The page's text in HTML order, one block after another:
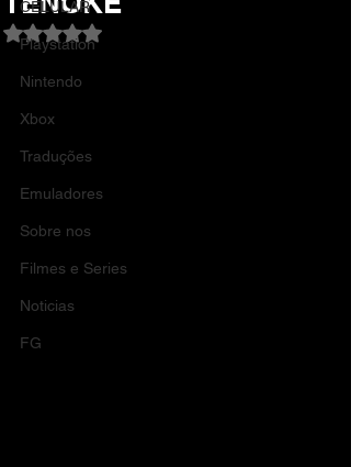
CELULAR
Playstation
Nintendo
Xbox
Traduções
Emuladores
Sobre nos
Filmes e Series
Noticias
FG
Avaliado com NaN de 5 estrelas.